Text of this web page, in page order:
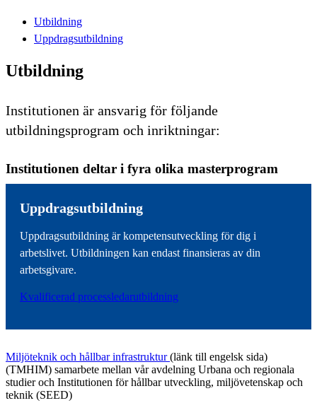
Utbildning
Uppdragsutbildning
Utbildning
Institutionen är ansvarig för följande
utbildningsprogram och inriktningar:
Institutionen deltar i fyra olika masterprogram
Uppdragsutbildning
Uppdragsutbildning är kompetensutveckling för dig i
arbetslivet. Utbildningen kan endast finansieras av din
arbetsgivare.
Kvalificerad processledarutbildning
Miljöteknik och hållbar infrastruktur(länk till engelsk sida)
(TMHIM) samarbete mellan vår avdelning Urbana och regionala
studier och Institutionen för hållbar utveckling, miljövetenskap och
teknik (SEED)